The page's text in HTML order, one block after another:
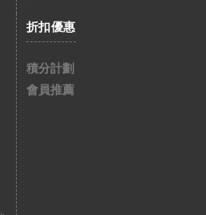
折扣優惠
積分計劃
會員推薦